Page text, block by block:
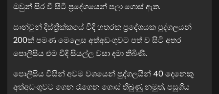
ඔවුන් සිර වී සිටි ප්‍රදේශයෙන් පලා ගොස් ඇත.
සාන්චුන් දිස්ත්‍රික්කයේ වීදි හතරක ප්‍රදේශයක පුද්ගලයන්
200ක් පමණ මෙලෙස අත්අඩංගුවට පත් ව සිටි අතර
පොලිසිය එම වීදි සියල්ල වසා දමා තිබිණි.
පොලිසිය විසින් අවම වශයෙන් පුද්ගලයින් 40 දෙනෙකු
අත්අඩංගුවට ගෙන රැගෙන ගොස් තිබුණු නමුත්, පසුගිය